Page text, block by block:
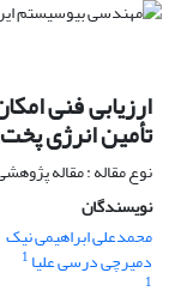
ارزیابی فنی
تأمین انرژی
نوع مقاله : مقاله
نویسندگان
محمدعلی ابراهیمی نیک
دمیرچی درسی علیا 1
1